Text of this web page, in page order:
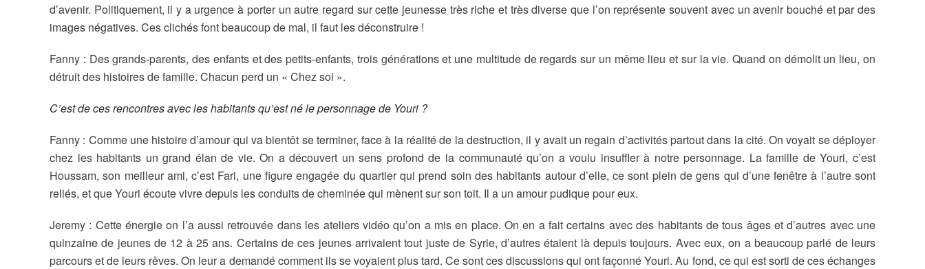
d’avenir. Politiquement, il y a urgence à porter un autre regard sur cette jeunesse très riche et très diverse que l’on représente souvent avec un avenir bouché et par des
images négatives. Ces clichés font beaucoup de mal, il faut les déconstruire !
Fanny : Des grands-parents, des enfants et des petits-enfants, trois générations et une multitude de regards sur un même lieu et sur la vie. Quand on démolit un lieu, on
détruit des histoires de famille. Chacun perd un « Chez soi ».
C’est de ces rencontres avec les habitants qu’est né le personnage de Youri ?
Fanny : Comme une histoire d’amour qui va bientôt se terminer, face à la réalité de la destruction, il y avait un regain d’activités partout dans la cité. On voyait se déployer
chez les habitants un grand élan de vie. On a découvert un sens profond de la communauté qu’on a voulu insuffler à notre personnage. La famille de Youri, c’est
Houssam, son meilleur ami, c’est Fari, une figure engagée du quartier qui prend soin des habitants autour d’elle, ce sont plein de gens qui d’une fenêtre à l’autre sont
reliés, et que Youri écoute vivre depuis les conduits de cheminée qui mènent sur son toit. Il a un amour pudique pour eux.
Jeremy : Cette énergie on l’a aussi retrouvée dans les ateliers vidéo qu’on a mis en place. On en a fait certains avec des habitants de tous âges et d’autres avec une
quinzaine de jeunes de 12 à 25 ans. Certains de ces jeunes arrivaient tout juste de Syrie, d’autres étaient là depuis toujours. Avec eux, on a beaucoup parlé de leurs
parcours et de leurs rêves. On leur a demandé comment ils se voyaient plus tard. Ce sont ces discussions qui ont façonné Youri. Au fond, ce qui est sorti de ces échanges